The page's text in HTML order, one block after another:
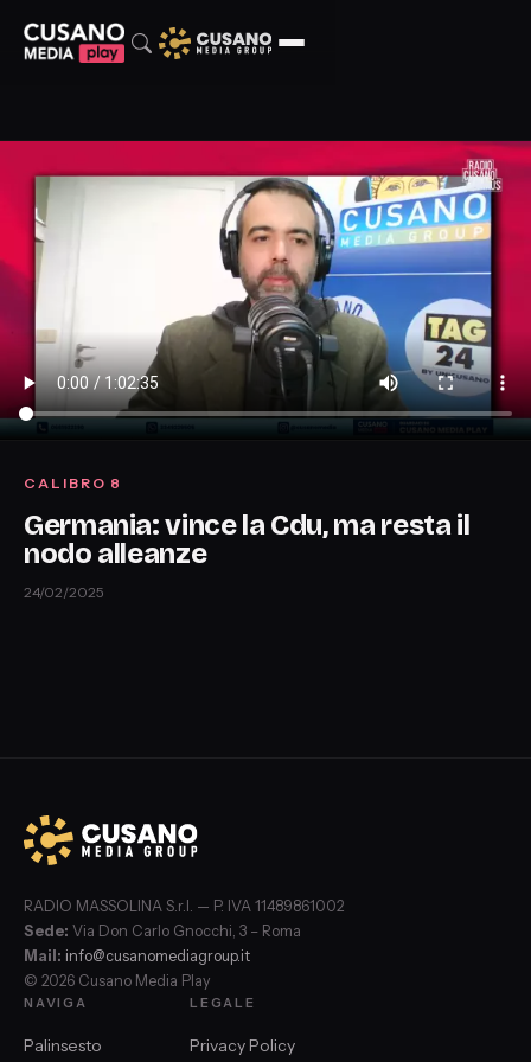
CALIBRO 8
Germania: vince la Cdu, ma resta il
nodo alleanze
24/02/2025
RADIO MASSOLINA S.r.l. — P. IVA 11489861002
Sede: Via Don Carlo Gnocchi, 3 – Roma
Mail: info@cusanomediagroup.it
© 2026 Cusano Media Play
NAVIGA
Palinsesto
LEGALE
Privacy Policy